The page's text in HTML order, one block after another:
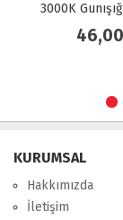
Buji Led
KURUMSAL
Hakkımızda
İletişim